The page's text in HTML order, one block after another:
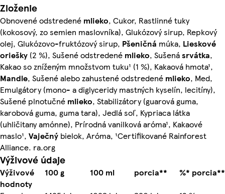
Zloženie
Obnovené odstredené mlieko, Cukor, Rastlinné tuky
(kokosový, zo semien maslovníka), Glukózový sirup, Repkový
olej, Glukózovo-fruktózový sirup, Pšeničná múka, Lieskové
oriešky (2 %), Sušené odstredené mlieko, Sušenásrvátka,
Kakao so zníženým množstvom tuku¹ (1 %), Kakaová hmota¹,
Mandle, Sušené alebo zahustené odstredené mlieko, Med,
Emulgátory (mono- a diglyceridy mastných kyselín, lecitíny),
Sušené plnotučné mlieko, Stabilizátory (guarová guma,
karobová guma, guma tara), Jedlá soľ, Kypriaca látka
(uhličitany amónne), Prírodná vanilková aróma¹, Kakaové
maslo¹, Vaječný bielok, Aróma, ¹Certifikované Rainforest
Alliance. ra.org
Výživové údaje
Výživové
hodnoty
100 g 100 ml porcia**
%* porcia**